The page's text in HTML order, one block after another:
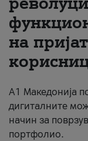
За нас
на
А1 Македонија
дигиталните
начин за
портфолио.